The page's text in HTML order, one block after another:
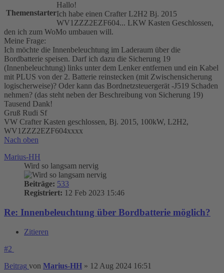
Themenstarter
Hallo!
Ich habe einen Crafter L2H2 Bj. 2015
WV1ZZZ2EZF604... LKW Kasten Geschlossen,
den ich zum WoMo umbauen will.
Meine Frage:
Ich möchte die Innenbeleuchtung im Laderaum über die
Bordbatterie speisen. Darf ich dazu die Sicherung 19
(Innenbeleuchtung) links unter dem Lenker entfernen und ein Kabel
mit PLUS von der 2. Batterie reinstecken (mit Zwischensicherung
logischerweise)? Oder kann das Bordnetzsteuergerät -J519 Schaden
nehmen? (das steht neben der Beschreibung von Sicherung 19)
Tausend Dank!
Gruß Rudi Sf
VW Crafter Kasten geschlossen, Bj. 2015, 100kW, L2H2,
WV1ZZZ2EZF604xxxx
Nach oben
Marius-HH
Wird so langsam nervig
Beiträge: 533
Registriert: 12 Feb 2023 15:46
Re: Innenbeleuchtung über Bordbatterie möglich?
Zitieren
#2
Beitrag von Marius-HH » 12 Aug 2024 16:51